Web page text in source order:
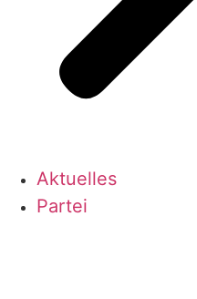
Aktu­el­les
Par­tei